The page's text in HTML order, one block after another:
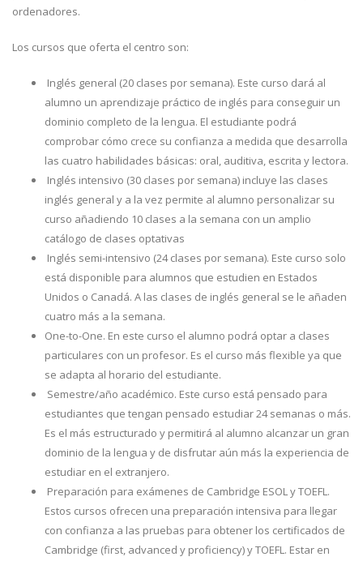
ordenadores.
Los cursos que oferta el centro son:
Inglés general (20 clases por semana). Este curso dará al
alumno un aprendizaje práctico de inglés para conseguir un
dominio completo de la lengua. El estudiante podrá
comprobar cómo crece su confianza a medida que desarrolla
las cuatro habilidades básicas: oral, auditiva, escrita y lectora.
Inglés intensivo (30 clases por semana) incluye las clases
inglés general y a la vez permite al alumno personalizar su
curso añadiendo 10 clases a la semana con un amplio
catálogo de clases optativas
Inglés semi-intensivo (24 clases por semana). Este curso solo
está disponible para alumnos que estudien en Estados
Unidos o Canadá. A las clases de inglés general se le añaden
cuatro más a la semana.
One-to-One. En este curso el alumno podrá optar a clases
particulares con un profesor. Es el curso más flexible ya que
se adapta al horario del estudiante.
Semestre/año académico. Este curso está pensado para
estudiantes que tengan pensado estudiar 24 semanas o más.
Es el más estructurado y permitirá al alumno alcanzar un gran
dominio de la lengua y de disfrutar aún más la experiencia de
estudiar en el extranjero.
Preparación para exámenes de Cambridge ESOL y TOEFL.
Estos cursos ofrecen una preparación intensiva para llegar
con confianza a las pruebas para obtener los certificados de
Cambridge (first, advanced y proficiency) y TOEFL. Estar en